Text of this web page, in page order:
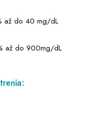
až do 40 mg/dL
až do 900mg/dL